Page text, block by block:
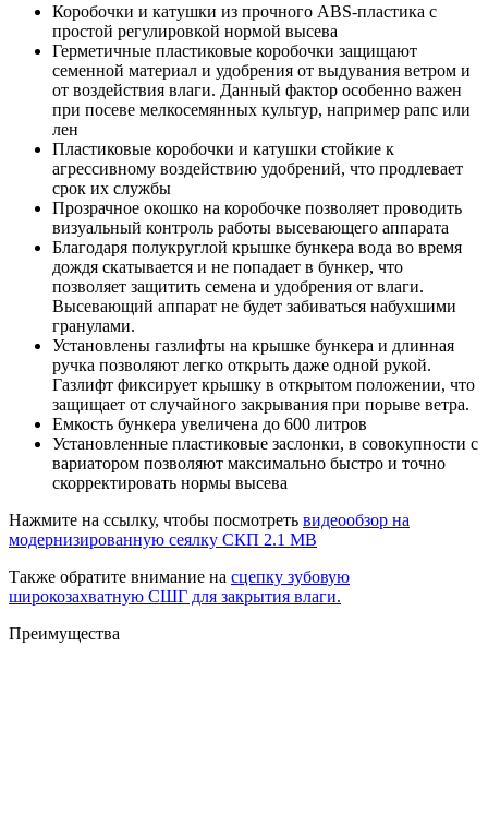
Коробочки и катушки из прочного ABS-пластика с
простой регулировкой нормой высева
Герметичные пластиковые коробочки защищают
семенной материал и удобрения от выдувания ветром и
от воздействия влаги. Данный фактор особенно важен
при посеве мелкосемянных культур, например рапс или
лен
Пластиковые коробочки и катушки стойкие к
агрессивному воздействию удобрений, что продлевает
срок их службы
Прозрачное окошко на коробочке позволяет проводить
визуальный контроль работы высевающего аппарата
Благодаря полукруглой крышке бункера вода во время
дождя скатывается и не попадает в бункер, что
позволяет защитить семена и удобрения от влаги.
Высевающий аппарат не будет забиваться набухшими
гранулами.
Установлены газлифты на крышке бункера и длинная
ручка позволяют легко открыть даже одной рукой.
Газлифт фиксирует крышку в открытом положении, что
защищает от случайного закрывания при порыве ветра.
Емкость бункера увеличена до 600 литров
Установленные пластиковые заслонки, в совокупности с
вариатором позволяют максимально быстро и точно
скорректировать нормы высева
Нажмите на ссылку, чтобы посмотреть видеообзор на
модернизированную сеялку СКП 2.1 МВ
Также обратите внимание на сцепку зубовую
широкозахватную СШГ для закрытия влаги.
Преимущества